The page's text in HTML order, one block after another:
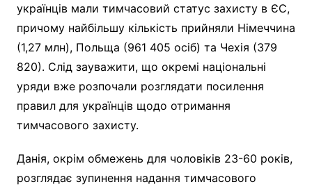
українців мали тимчасовий статус захисту в ЄС,
причому найбільшу кількість прийняли Німеччина
(1,27 млн), Польща (961 405 осіб) та Чехія (379
820). Слід зауважити, що окремі національні
уряди вже розпочали розглядати посилення
правил для українців щодо отримання
тимчасового захисту.
Данія, окрім обмежень для чоловіків 23-60 років,
розглядає зупинення надання тимчасового